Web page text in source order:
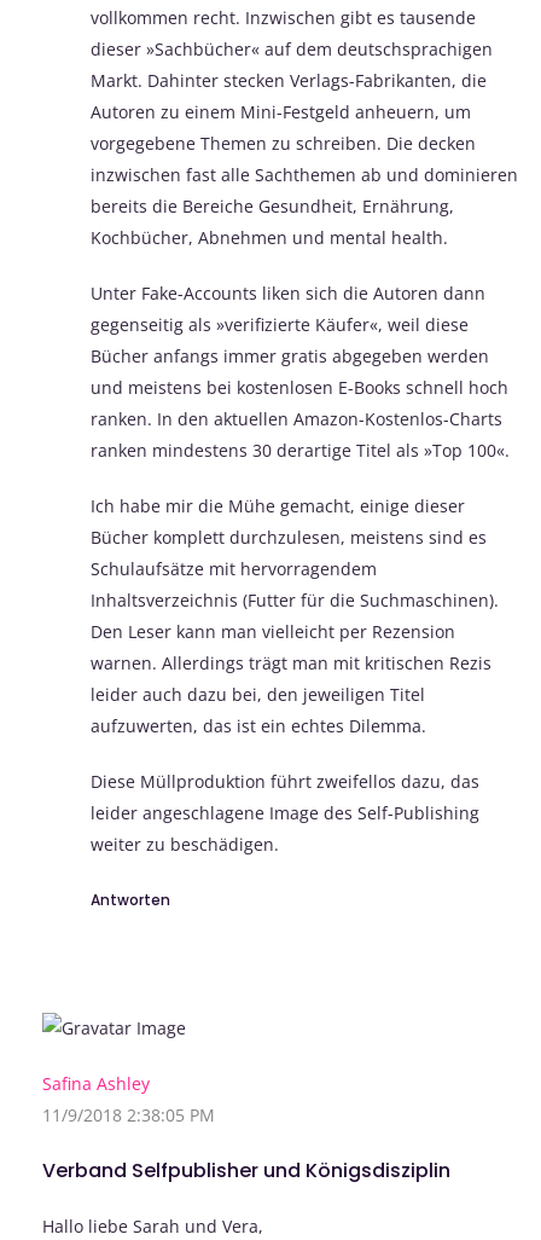
vollkommen recht. Inzwischen gibt es tausende
dieser »Sachbücher« auf dem deutschsprachigen
Markt. Dahinter stecken Verlags-Fabrikanten, die
Autoren zu einem Mini-Festgeld anheuern, um
vorgegebene Themen zu schreiben. Die decken
inzwischen fast alle Sachthemen ab und dominieren
bereits die Bereiche Gesundheit, Ernährung,
Kochbücher, Abnehmen und mental health.
Unter Fake-Accounts liken sich die Autoren dann
gegenseitig als »verifizierte Käufer«, weil diese
Bücher anfangs immer gratis abgegeben werden
und meistens bei kostenlosen E-Books schnell hoch
ranken. In den aktuellen Amazon-Kostenlos-Charts
ranken mindestens 30 derartige Titel als »Top 100«.
Ich habe mir die Mühe gemacht, einige dieser
Bücher komplett durchzulesen, meistens sind es
Schulaufsätze mit hervorragendem
Inhaltsverzeichnis (Futter für die Suchmaschinen).
Den Leser kann man vielleicht per Rezension
warnen. Allerdings trägt man mit kritischen Rezis
leider auch dazu bei, den jeweiligen Titel
aufzuwerten, das ist ein echtes Dilemma.
Diese Müllproduktion führt zweifellos dazu, das
leider angeschlagene Image des Self-Publishing
weiter zu beschädigen.
Antworten
Safina Ashley
11/9/2018 2:38:05 PM
Verband Selfpublisher und Königsdisziplin
Hallo liebe Sarah und Vera,